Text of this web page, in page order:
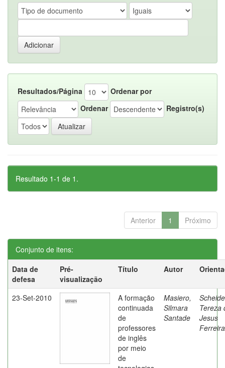
Resultados/Página
Ordenar por
Ordenar
Registro(s)
Resultado 1-1 de 1.
Anterior 1 Próximo
Conjunto de itens:
Data de
defesa
Pré-
visualização
Título Autor
23-Set-2010
A formação
continuada
de
professores
de inglês
por meio
de
Masiero,
Silmara
Santade
Tereza
Jesus
Ferreira